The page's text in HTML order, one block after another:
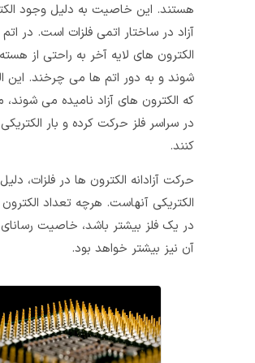
هستند. این خاصیت به دلیل وجود الکترون‌ های
آزاد در ساختار اتمی فلزات است. در اتم فلزات،
الکترون‌ های لایه آخر به راحتی از هسته جدا می‌
شوند و به دور اتم‌ ها می‌ چرخند. این الکترون‌ ها
که الکترون‌ های آزاد نامیده می‌ شوند، می‌ توانند
در سراسر فلز حرکت کرده و بار الکتریکی را منتقل
حرکت آزادانه الکترون‌ ها در فلزات، دلیل رسانایی
الکتریکی آنهاست. هرچه تعداد الکترون‌ های آزاد
در یک فلز بیشتر باشد، خاصیت رسانای الکتریکی
آن نیز بیشتر خواهد بود.